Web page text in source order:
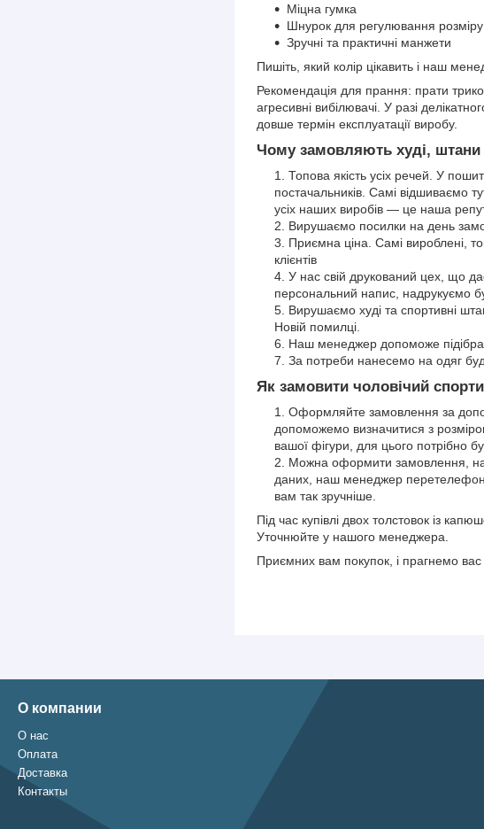
Міцна гумка
Шнурок для регулювання розміру
Зручні та практичні манжети
Пишіть, який колір цікавить і наш
Рекомендація для прання: прати
агресивні вибілювачі. У разі
довше термін експлуатації виробу.
Чому замовляють худі, штани
Топова якість усіх речей. У
постачальників. Самі відшиваємо
усіх наших виробів — це наша
Вирушаємо посилки на день
Приємна ціна. Самі вироблені,
клієнтів
У нас свій друкований цех, що
персональний напис, надрукуємо
Вирушаємо худі та спортивні
Новій помилці.
Наш менеджер допоможе
За потреби нанесемо на одяг
Як замовити чоловічий
Оформляйте замовлення за
допоможемо визначитися з
вашої фігури, для цього потрібно
Можна оформити замовлення,
даних, наш менеджер
вам так зручніше.
Під час купівлі двох толстовок із
Уточнюйте у нашого менеджера.
Приємних вам покупок, і прагнемо вас
О компании
О нас
Оплата
Доставка
Контакты